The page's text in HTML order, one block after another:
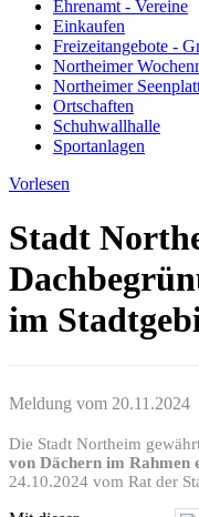
Ehrenamt - Vereine
Einkaufen
Freizeitangebote -
Northeimer
Northeimer
Ortschaften
Schuhwallhalle
Sportanlagen
Vorlesen
Stadt
im
Meldung vom 20.11.2024
Die Stadt Northeim
von Dächern im
24.10.2024 vom Rat der